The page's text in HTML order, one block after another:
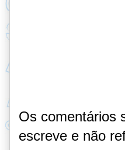
Os comentários
escreve e não